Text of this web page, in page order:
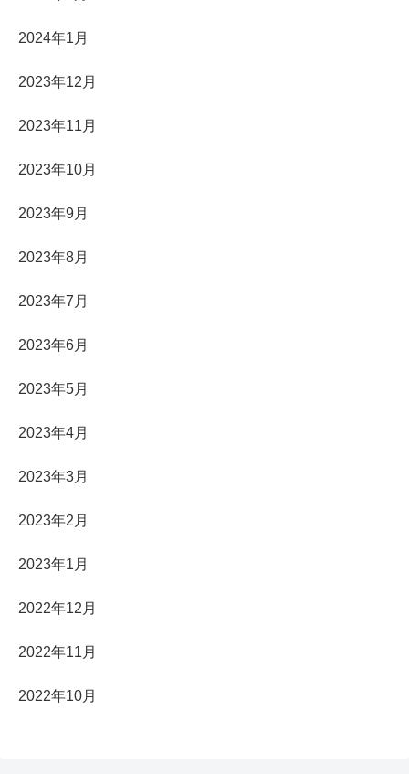
2024年1月
2023年12月
2023年11月
2023年10月
2023年9月
2023年8月
2023年7月
2023年6月
2023年5月
2023年4月
2023年3月
2023年2月
2023年1月
2022年12月
2022年11月
2022年10月